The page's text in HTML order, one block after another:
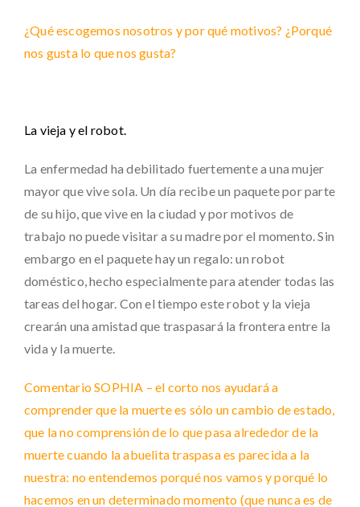
¿Qué escogemos nosotros y por qué motivos? ¿Porqué
nos gusta lo que nos gusta?
La vieja y el robot.
La enfermedad ha debilitado fuertemente a una mujer
mayor que vive sola. Un día recibe un paquete por parte
de su hijo, que vive en la ciudad y por motivos de
trabajo no puede visitar a su madre por el momento. Sin
embargo en el paquete hay un regalo: un robot
doméstico, hecho especialmente para atender todas las
tareas del hogar. Con el tiempo este robot y la vieja
crearán una amistad que traspasará la frontera entre la
vida y la muerte.
Comentario SOPHIA – el corto nos ayudará a
comprender que la muerte es sólo un cambio de estado,
que la no comprensión de lo que pasa alrededor de la
muerte cuando la abuelita traspasa es parecida a la
nuestra: no entendemos porqué nos vamos y porqué lo
hacemos en un determinado momento (que nunca es de